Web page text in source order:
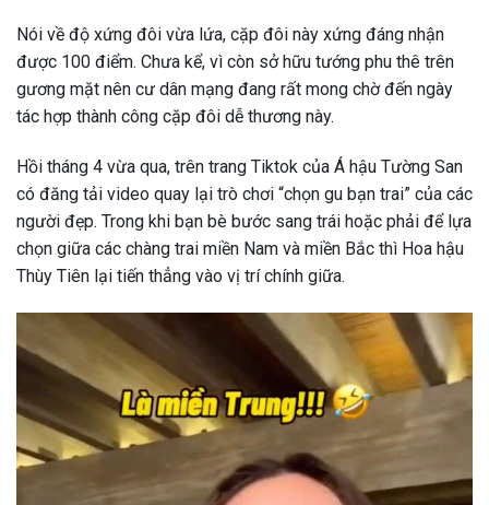
Nói về độ xứng đôi vừa lứa, cặp đôi này xứng đáng nhận
được 100 điểm. Chưa kể, vì còn sở hữu tướng phu thê trên
gương mặt nên cư dân mạng đang rất mong chờ đến ngày
tác hợp thành công cặp đôi dễ thương này.
Hồi tháng 4 vừa qua, trên trang Tiktok của Á hậu Tường San
có đăng tải video quay lại trò chơi “chọn gu bạn trai” của các
người đẹp. Trong khi bạn bè bước sang trái hoặc phải để lựa
chọn giữa các chàng trai miền Nam và miền Bắc thì Hoa hậu
Thùy Tiên lại tiến thẳng vào vị trí chính giữa.